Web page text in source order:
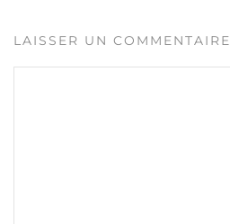
LAISSER UN COMMENTAIRE